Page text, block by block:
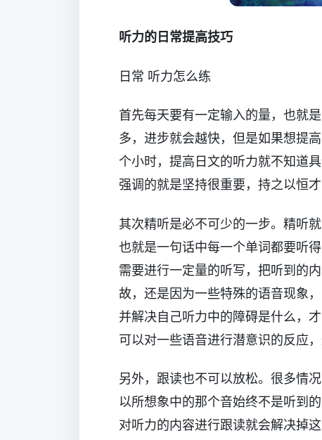
听力的日常提高技巧
日常 听力怎么练
首先每天要有一定输入的量，也就
多，进步就会越快，但是如果想提
个小时，提高日文的听力就不知道
强调的就是坚持很重要，持之以恒才
其次精听是必不可少的一步。精听
也就是一句话中每一个单词都要听
需要进行一定量的听写，把听到的
故，还是因为一些特殊的语音现象
并解决自己听力中的障碍是什么，
可以对一些语音进行潜意识的反应
另外，跟读也不可以放松。很多情
以所想象中的那个音始终不是听到
对听力的内容进行跟读就会解决掉